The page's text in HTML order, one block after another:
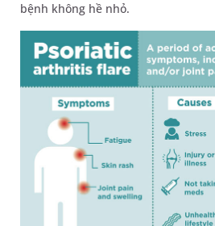
bệnh không hề nhỏ.